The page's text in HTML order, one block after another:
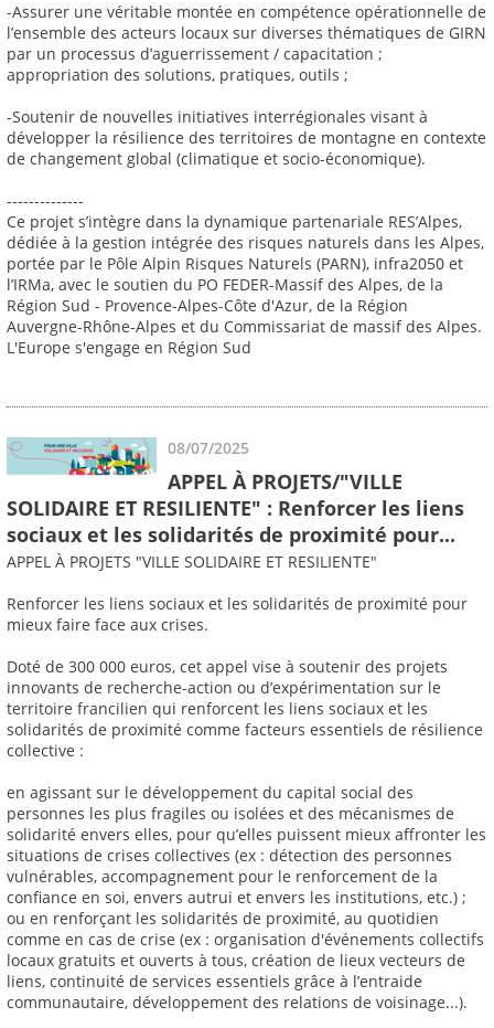
-Assurer une véritable montée en compétence opérationnelle de
l’ensemble des acteurs locaux sur diverses thématiques de GIRN
par un processus d’aguerrissement / capacitation ;
appropriation des solutions, pratiques, outils ;
-Soutenir de nouvelles initiatives interrégionales visant à
développer la résilience des territoires de montagne en contexte
de changement global (climatique et socio-économique).
--------------
Ce projet s’intègre dans la dynamique partenariale RES’Alpes,
dédiée à la gestion intégrée des risques naturels dans les Alpes,
portée par le Pôle Alpin Risques Naturels (PARN), infra2050 et
l’IRMa, avec le soutien du PO FEDER-Massif des Alpes, de la
Région Sud - Provence-Alpes-Côte d'Azur, de la Région
Auvergne-Rhône-Alpes et du Commissariat de massif des Alpes.
L'Europe s'engage en Région Sud
08/07/2025
APPEL À PROJETS/"VILLE
SOLIDAIRE ET RESILIENTE" : Renforcer les liens
sociaux et les solidarités de proximité pour...
APPEL À PROJETS "VILLE SOLIDAIRE ET RESILIENTE"
Renforcer les liens sociaux et les solidarités de proximité pour
mieux faire face aux crises.
Doté de 300 000 euros, cet appel vise à soutenir des projets
innovants de recherche-action ou d’expérimentation sur le
territoire francilien qui renforcent les liens sociaux et les
solidarités de proximité comme facteurs essentiels de résilience
collective :
en agissant sur le développement du capital social des
personnes les plus fragiles ou isolées et des mécanismes de
solidarité envers elles, pour qu’elles puissent mieux affronter les
situations de crises collectives (ex : détection des personnes
vulnérables, accompagnement pour le renforcement de la
confiance en soi, envers autrui et envers les institutions, etc.) ;
ou en renforçant les solidarités de proximité, au quotidien
comme en cas de crise (ex : organisation d'événements collectifs
locaux gratuits et ouverts à tous, création de lieux vecteurs de
liens, continuité de services essentiels grâce à l’entraide
communautaire, développement des relations de voisinage...).